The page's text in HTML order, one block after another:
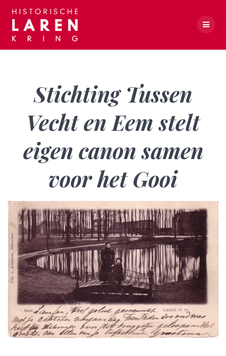
Stichting Tussen
Vecht en Eem stelt
eigen canon samen
voor het Gooi